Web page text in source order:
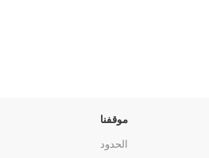
موقفنا
الحدود